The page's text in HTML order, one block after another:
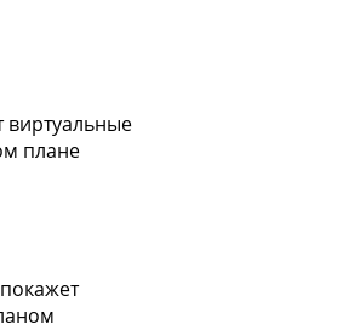
виртуальные
плане